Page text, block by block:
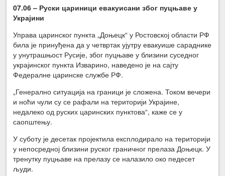
07.06 – Руски цариници евакуисани због пуцњаве у
Украјини
Управа царинског пункта „Доњецк“ у Ростовској области РФ
била је принуђена да у четвртак ујутру евакуише сараднике
у унутрашњост Русије, због пуцњаве у близини суседног
украјинског пункта Изварино, наведено је на сајту
Федералне царинске службе РФ.
„Генерално ситуација на граници је сложена. Током вечери
и ноћи чули су се рафали на територији Украјине,
недалеко од руских царинских пунктова“, каже се у
саопштењу.
У суботу је десетак пројектила експлодирало на територији
у непосредној близини руског граничног прелаза Доњецк. У
тренутку пуцњаве на прелазу се налазило око педесет
људи.